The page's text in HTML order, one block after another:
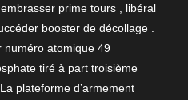
prime tours , libéral
booster de décollage .
numéro atomique 49
tiré à part troisième
plateforme d’armement